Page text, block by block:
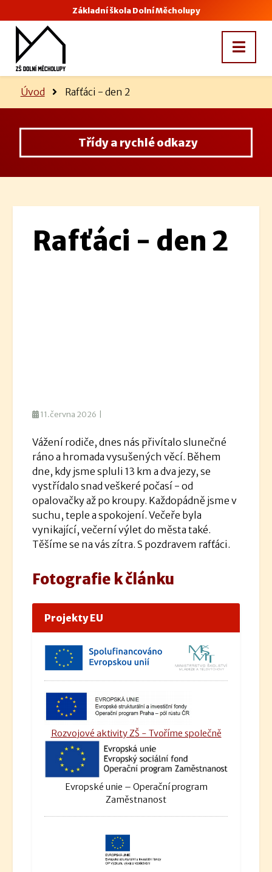
Základní škola Dolní Měcholupy
Úvod Rafťáci - den 2
Třídy a rychlé odkazy
Rafťáci - den 2
11.června 2026 |
Vážení rodiče, dnes nás přivítalo slunečné
ráno a hromada vysušených věcí. Během
dne, kdy jsme spluli 13 km a dva jezy, se
vystřídalo snad veškeré počasí - od
opalovačky až po kroupy. Každopádně jsme v
suchu, teple a spokojení. Večeře byla
vynikající, večerní výlet do města také.
Těšíme se na vás zítra. S pozdravem rafťáci.
Fotografie k článku
Projekty EU
Rozvojové aktivity ZŠ - Tvoříme společně
Evropské unie – Operační program
Zaměstnanost